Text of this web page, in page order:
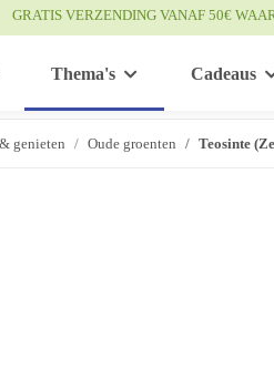
GRATIS VERZENDING VANAF 50€
Thema's Cadeaus
genieten Oude groenten Teosinte